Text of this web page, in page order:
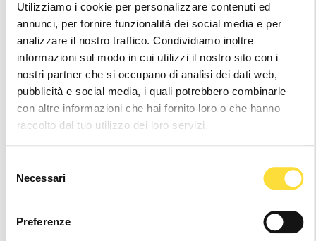
Utilizziamo i cookie per personalizzare contenuti ed
annunci, per fornire funzionalità dei social media e per
analizzare il nostro traffico. Condividiamo inoltre
informazioni sul modo in cui utilizzi il nostro sito con i
nostri partner che si occupano di analisi dei dati web,
pubblicità e social media, i quali potrebbero combinarle
con altre informazioni che hai fornito loro o che hanno
raccolto dal tuo utilizzo dei loro servizi.
delNecessari
Preferenze
STIVALE UTILIZZATO
SG22 BLACK